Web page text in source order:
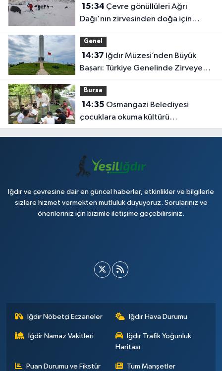
15:34
Dağı'nın zirvesinden doğa için
seslendi
Genel
14:37
Başarı: Türkiye Genelinde Zirveye
Yerleşti!
Bursa
14:35
çocuklara okuma kültürü
kazandırıyor
Iğdır ve çevresine dair en güncel haberler, etkinlikler ve bilgilerle
sizlere hizmet vermekten mutluluk duyuyoruz. Sorularınız ve
önerileriniz için bizimle iletişime geçebilirsiniz.
Iğdır Nöbetçi Eczaneler Iğdır Hava Durumu
İğdir Namaz Vakitleri
Iğdır Trafik Yoğunluk
Haritası
Puan Durumu ve Fikstür Tüm Manşetler